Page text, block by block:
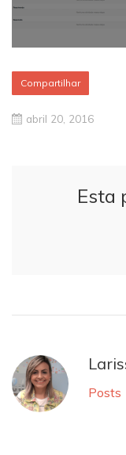
Compartilhar
abril 20, 2016
Esta
Posts